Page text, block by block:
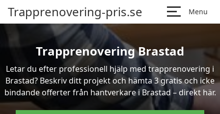
Trapprenovering-pris.se Menu
Trapprenovering Brastad
Letar du efter professionell hjälp med trapprenovering i
Brastad? Beskriv ditt projekt och hämta 3 gratis och icke
bindande offerter från hantverkare i Brastad – direkt här.